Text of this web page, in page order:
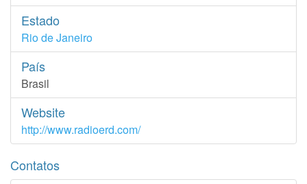
Estado
Rio de Janeiro
País
Brasil
Website
http://www.radioerd.com/
Contatos